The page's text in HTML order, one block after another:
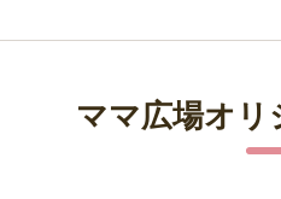
ママ広場オ